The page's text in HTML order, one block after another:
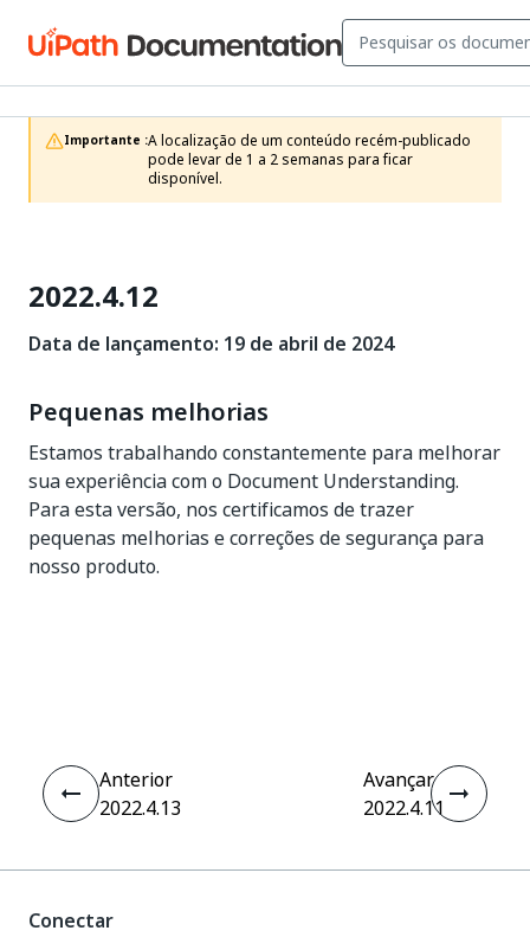
Importante :A localização de um conteúdo recém-publicado
pode levar de 1 a 2 semanas para ficar
disponível.
2022.4.12
Data de lançamento: 19 de abril de 2024
Pequenas melhorias
Estamos trabalhando constantemente para melhorar
sua experiência com o Document Understanding.
Para esta versão, nos certificamos de trazer
pequenas melhorias e correções de segurança para
nosso produto.
Anterior
2022.4.13
Avançar
2022.4.11
Conectar